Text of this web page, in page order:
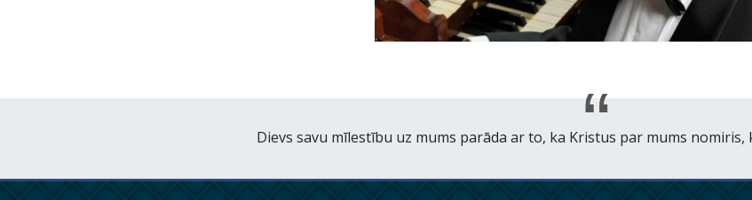
Dievs savu mīlestību uz mums parāda ar to, ka Kristus par mums nomiris,